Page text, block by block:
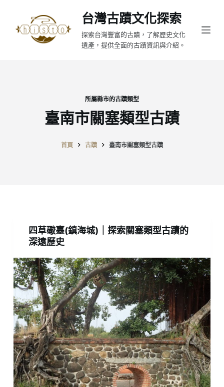
至
台灣古蹟文化探索
探索台灣豐富的古蹟，了解歷史文化
遺產，提供全面的古蹟資訊與介紹。
所屬縣市的古蹟類型
臺南市關塞類型古蹟
首頁 古蹟 臺南市關塞類型古蹟
四草礮臺(鎮海城)｜探索關塞類型古蹟的
深遠歷史